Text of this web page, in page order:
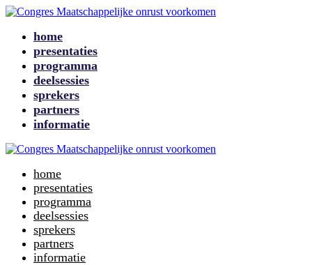
home
presentaties
programma
deelsessies
sprekers
partners
informatie
home
presentaties
programma
deelsessies
sprekers
partners
informatie